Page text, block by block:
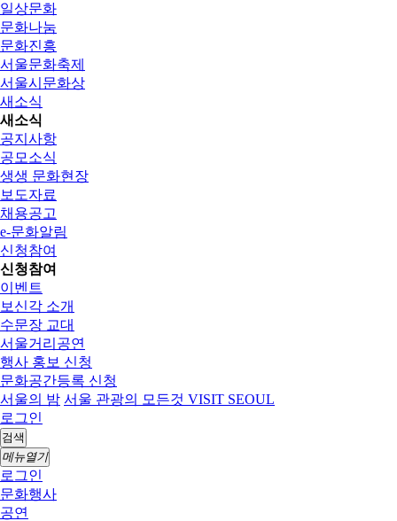
일상문화
문화나눔
문화진흥
서울문화축제
서울시문화상
새소식
새소식
공지사항
공모소식
생생 문화현장
보도자료
채용공고
e-문화알림
신청참여
신청참여
이벤트
보신각 소개
수문장 교대
서울거리공연
행사 홍보 신청
문화공간등록 신청
서울의 밤 서울 관광의 모든것 VISIT SEOUL
로그인
검색
메뉴열기
로그인
문화행사
공연